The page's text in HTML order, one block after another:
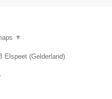
▼
Elspeet (Gelderland)